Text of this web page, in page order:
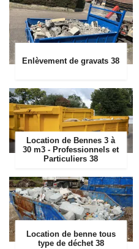
Enlèvement de gravats 38
Location de Bennes 3 à
30 m3 - Professionnels et
Particuliers 38
Location de benne tous
type de déchet 38